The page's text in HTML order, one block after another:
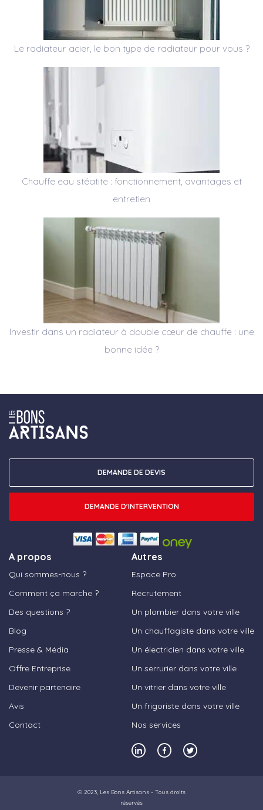
Le radiateur acier, le bon type de radiateur pour vous ?
Chauffe eau stéatite : fonctionnement, avantages et
entretien
Investir dans un radiateur à double cœur de chauffe : une
bonne idée ?
A propos
Qui sommes-nous ?
Comment ça marche ?
Des questions ?
Blog
Presse & Média
Offre Entreprise
Devenir partenaire
Avis
Contact
Autres
Espace Pro
Recrutement
Un plombier dans votre ville
Un chauffagiste dans votre ville
Un électricien dans votre ville
Un serrurier dans votre ville
Un vitrier dans votre ville
Un frigoriste dans votre ville
Nos services
DEMANDE DE DEVIS
DEMANDE D'INTERVENTION
© 2023, Les Bons Artisans - Tous droits
réservés